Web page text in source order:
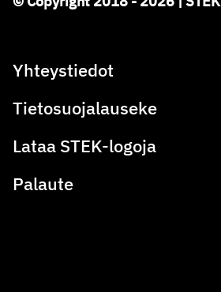
Yhteystiedot
Tietosuojalauseke
Lataa STEK-logoja
Palaute